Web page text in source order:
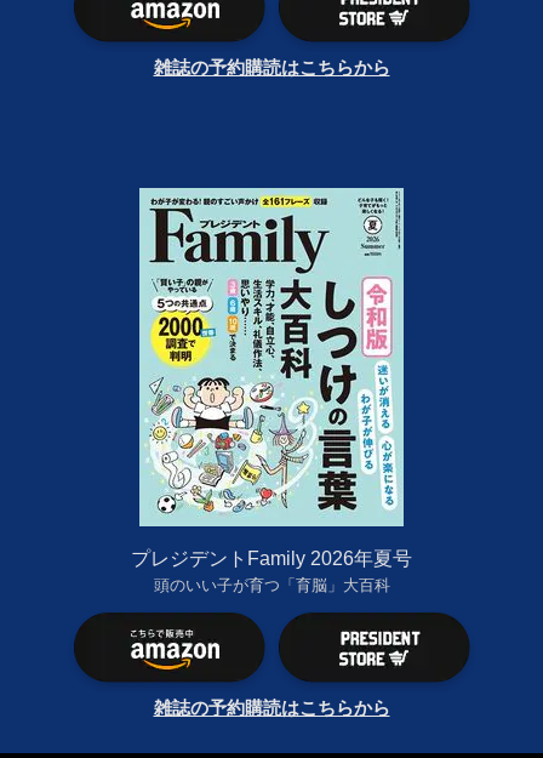
雑誌の予約購読はこちらから
プレジデントFamily 2026年夏号
頭のいい子が育つ「育脳」大百科
雑誌の予約購読はこちらから